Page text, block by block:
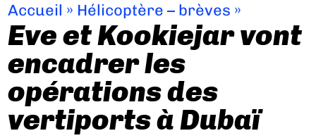
Accueil » Hélicoptère – brèves »
Eve et Kookiejar vont
encadrer les
opérations des
vertiports à Dubaï